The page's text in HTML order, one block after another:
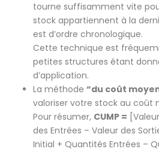
tourne suffisamment vite
stock appartiennent à la
est d’ordre chronologique.
Cette technique est
petites structures étant
d’application.
La méthode “du coût
valoriser votre stock au coût
Pour résumer, CUMP =
des Entrées – Valeur des
Initial + Quantités Entrées –